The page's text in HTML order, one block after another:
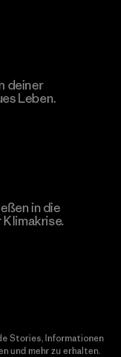
deiner
Leben.
in die
Stories, Informationen
und mehr zu erhalten.